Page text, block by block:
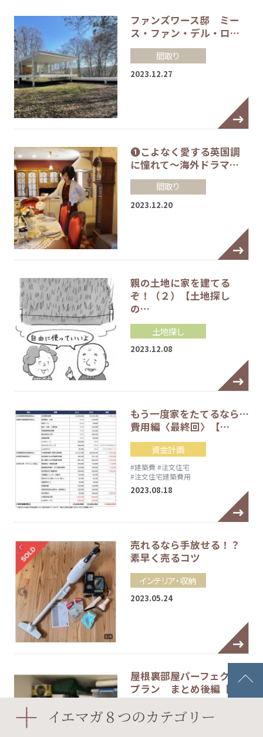
ファンズワース邸 ミー
ス・ファン・デル・ロ…
間取り
2023.12.27
❶こよなく愛する英国調
に憧れて～海外ドラマ…
間取り
2023.12.20
親の土地に家を建てる
ぞ！（２）【土地探し
の…
土地探し
2023.12.08
もう一度家をたてるなら…
費用編〈最終回〉【…
資金計画
#建築費 #注文住宅
#注文住宅建築費用
2023.08.18
売れるなら手放せる！？
素早く売るコツ
インテリア・収納
2023.05.24
屋根裏部屋パーフェクト
プラン まとめ後編【…
間取り
イエマガ８つのカテゴリー